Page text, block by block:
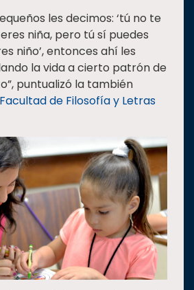
les decimos: ‘tú no te
niña, pero tú sí puedes
niño’, entonces ahí les
la vida a cierto patrón de
puntualizó la también
Facultad de Filosofía y Letras